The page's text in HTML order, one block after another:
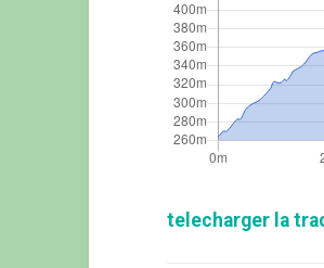
telecharger la